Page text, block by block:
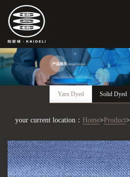
Yarn Dyed Solid Dyed
your current location： Home>Product>